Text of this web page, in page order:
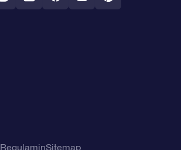
RegulaminSitemap